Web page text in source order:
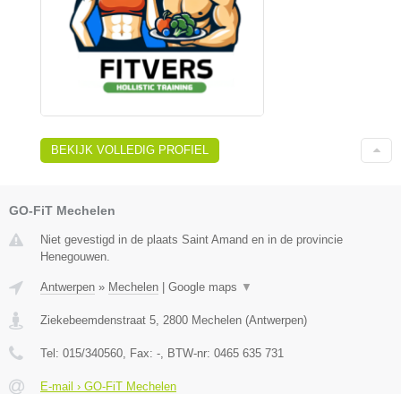
BEKIJK VOLLEDIG PROFIEL
GO-FiT Mechelen
Niet gevestigd in de plaats Saint Amand en in de provincie
Henegouwen.
Antwerpen » Mechelen | Google maps ▼
Ziekebeemdenstraat 5 2800 Mechelen (Antwerpen)
Tel: 015/340560 , Fax: - , BTW-nr: 0465 635 731
E-mail › GO-FiT Mechelen